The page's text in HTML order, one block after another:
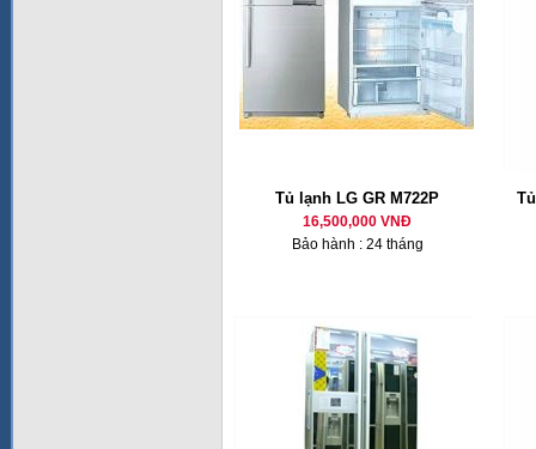
Tủ lạnh LG GR M722P
16,500,000 VNĐ
Bảo hành : 24 tháng